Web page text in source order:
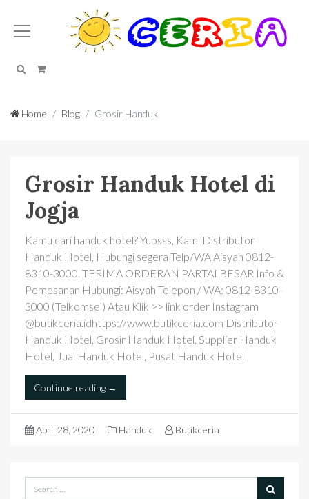
SearchCart
Home Blog Grosir Handuk
Grosir Handuk Hotel di
Jogja
Kamu cari handuk hotel? Yupsss, Kami Distributor
Handuk Hotel, Hubungi segera Telp/WA Aisyah 0812-
8310-3000. TERIMA ORDERAN PARTAI BESAR Info &
Pemesanan Hubungi: Aisyah Telepon / WA: 0812-8310-
3000 (Telkomsel) Atau Klik >> link order Instagram
@butikceria.idhttps://www.butikceria.com Distributor
Handuk Hotel, Grosir Handuk Hotel, Supplier Handuk
Hotel, Jual Handuk Hotel, Pusat Handuk Hotel
Continue reading →
April 28, 2020 Handuk Butikceria